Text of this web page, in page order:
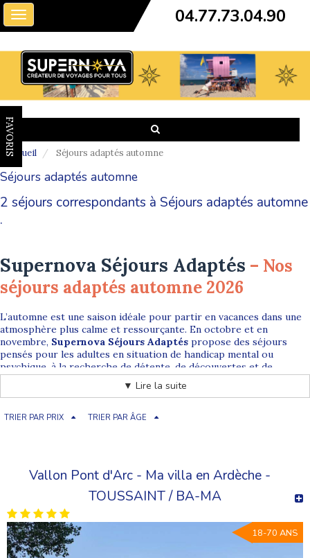
Toggle
navigation
04.77.73.04.90
FAVORIS
Accueil Séjours adaptés automne
Séjours adaptés automne
2 séjours correspondants à Séjours adaptés automne
.
Supernova Séjours Adaptés – Nos
séjours adaptés automne 2026
L’automne est une saison idéale pour partir en vacances dans une
atmosphère plus calme et ressourçante. En octobre et en
novembre, Supernova Séjours Adaptés propose des séjours
pensés pour les adultes en situation de handicap mental ou
psychique, à la recherche de détente, de découvertes et de
moments conviviaux.
des cadres authentiques, loin de l’agitation estivale, tout en
Découvrez notre offre de séjours adaptés
en automne
Après la période estivale, nos séjours d’arrière-saison sont placés
sous le signe de la sérénité
▼ Lire la suite
TRIER PAR PRIX TRIER PAR ÂGE
Vallon Pont d'Arc - Ma villa en Ardèche -
TOUSSAINT / BA-MA
18-70 ANS